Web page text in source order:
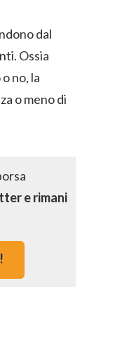
dal
Ossia
no, la
o meno di
e rimani